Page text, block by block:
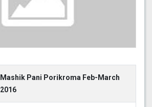
Mashik Pani Porikroma Feb-March
2016